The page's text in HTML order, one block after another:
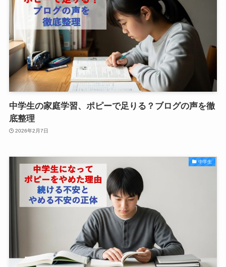
中学生の家庭学習、ポピーで足りる？ブログの声を徹
底整理
2026年2月7日
中学生